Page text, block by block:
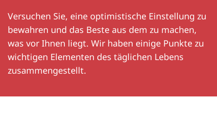
Versuchen Sie, eine optimistische Einstellung zu
bewahren und das Beste aus dem zu machen,
was vor Ihnen liegt. Wir haben einige Punkte zu
wichtigen Elementen des täglichen Lebens
zusammengestellt.